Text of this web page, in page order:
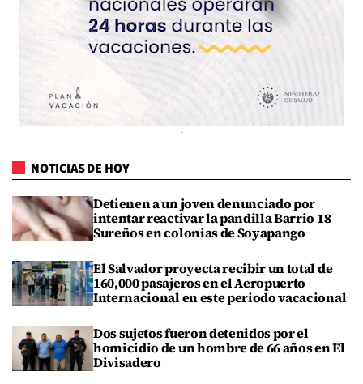
NOTICIAS DE HOY
Detienen a un joven denunciado por
intentar reactivar la pandilla Barrio 18
Sureños en colonias de Soyapango
El Salvador proyecta recibir un total de
160,000 pasajeros en el Aeropuerto
Internacional en este periodo vacacional
Dos sujetos fueron detenidos por el
homicidio de un hombre de 66 años en El
Divisadero